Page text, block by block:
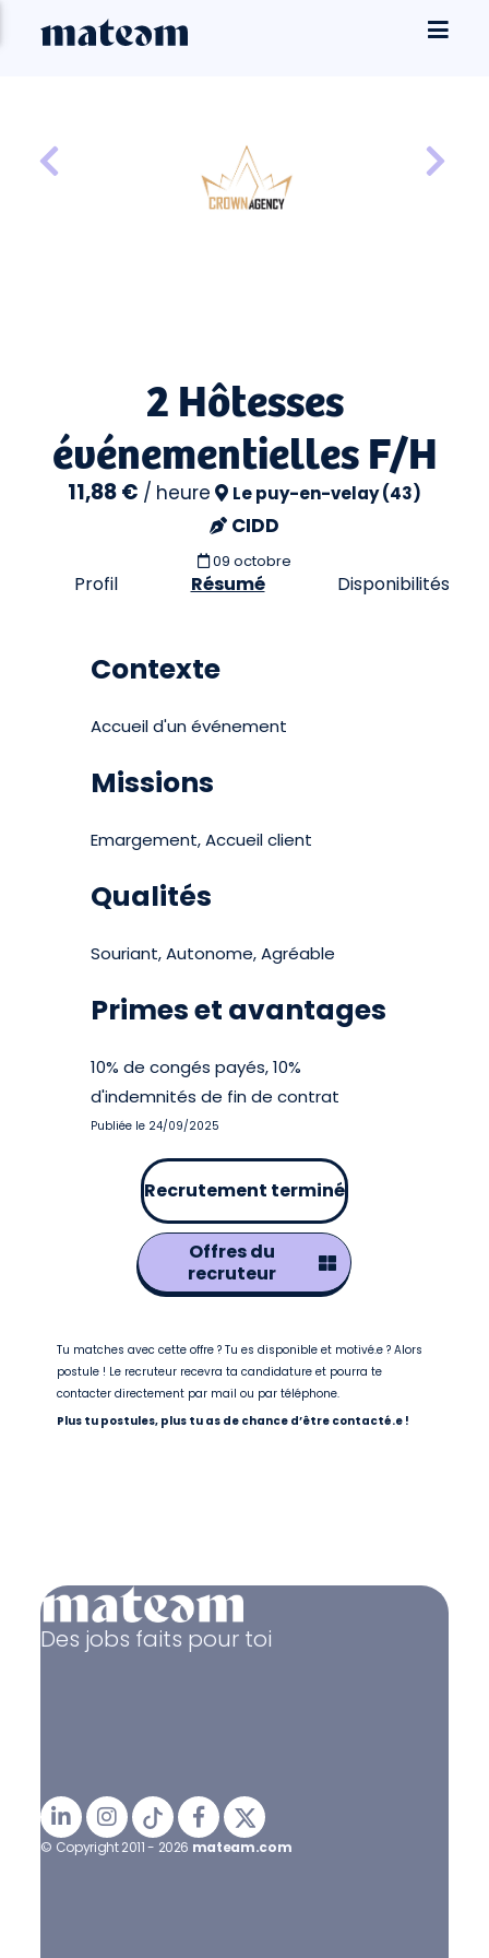
2 Hôtesses
événementielles F/H
11,88 € / heure Le puy-en-velay (43)
CIDD
09 octobre
Profil Résumé Disponibilités
Contexte
Accueil d'un événement
Missions
Emargement, Accueil client
Qualités
Souriant, Autonome, Agréable
Primes et avantages
10% de congés payés, 10%
d'indemnités de fin de contrat
Publiée le 24/09/2025
Recrutement terminé
Offres du
recruteur
Tu matches avec cette offre ? Tu es disponible et motivé.e ? Alors
postule ! Le recruteur recevra ta candidature et pourra te
contacter directement par mail ou par téléphone.
Plus tu postules, plus tu as de chance d’être contacté.e !
Des jobs faits pour toi
© Copyright 2011 - 2026 mateam.com